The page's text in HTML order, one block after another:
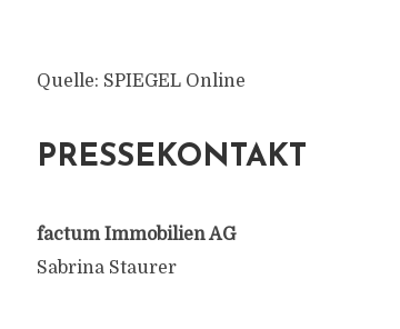
Quelle: SPIEGEL Online
PRESSEKONTAKT
factum Immobilien AG
Sabrina Staurer